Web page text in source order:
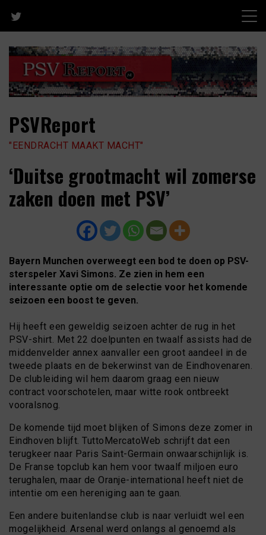
content
PSVReport
"EENDRACHT MAAKT MACHT"
‘Duitse grootmacht wil zomerse
zaken doen met PSV’
Bayern Munchen overweegt een bod te doen op PSV-
sterspeler Xavi Simons. Ze zien in hem een
interessante optie om de selectie voor het komende
seizoen een boost te geven.
Hij heeft een geweldig seizoen achter de rug in het
PSV-shirt. Met 22 doelpunten en twaalf assists had de
middenvelder annex aanvaller een groot aandeel in de
tweede plaats en de bekerwinst van de Eindhovenaren.
De clubleiding wil hem daarom graag een nieuw
contract voorschotelen, maar witte rook ontbreekt
vooralsnog.
De komende tijd moet blijken of Simons deze zomer in
Eindhoven blijft. TuttoMercatoWeb schrijft dat een
terugkeer naar Paris Saint-Germain onwaarschijnlijk is.
De Franse topclub kan hem voor twaalf miljoen euro
terughalen, maar de Oranje-international heeft niet de
intentie om een hereniging aan te gaan.
Een andere buitenlandse club is naar verluidt wel een
mogelijkheid. Arsenal werd onlangs al genoemd als